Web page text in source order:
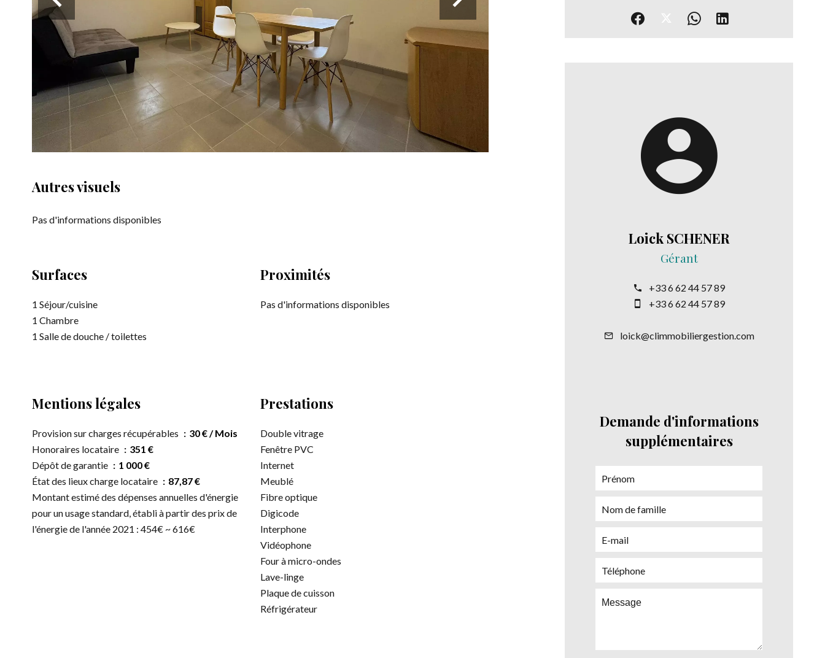
Autres visuels
Pas d'informations disponibles
Surfaces
1 Séjour/cuisine
1 Chambre
1 Salle de douche / toilettes
Proximités
Pas d'informations disponibles
Mentions légales
Provision sur charges récupérables
30 € / Mois
Honoraires locataire
351 €
Dépôt de garantie
1 000 €
État des lieux charge locataire
87,87 €
Montant estimé des dépenses annuelles d'énergie
pour un usage standard, établi à partir des prix de
l'énergie de l'année 2021 : 454€ ~ 616€
Prestations
Double vitrage
Fenêtre PVC
Internet
Meublé
Fibre optique
Digicode
Interphone
Vidéophone
Four à micro-ondes
Lave-linge
Plaque de cuisson
Réfrigérateur
Loick SCHENER
Gérant
+33 6 62 44 57 89
+33 6 62 44 57 89
loick@climmobiliergestion.com
Demande d'informations
supplémentaires